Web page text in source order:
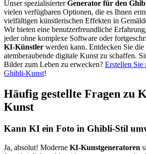
Unser spezialisierterGenerator für den
vielen verfügbaren Optionen, die es Ihnen
vielfältigen künstlerischen Effekten in
Wir bieten eine benutzerfreundliche
jeder ohne komplexe Software oder
KI-Künstler werden kann. Entdecken Sie
atemberaubende digitale Kunst zu schaffen.
Bilder zum Leben zu erwecken? Erstellen Sie
Ghibli-Kunst!
Häufig gestellte Fragen zu
Kunst
Kann KI ein Foto in Ghibli-Stil
Ja, absolut! Moderne KI-Kunstgeneratoren